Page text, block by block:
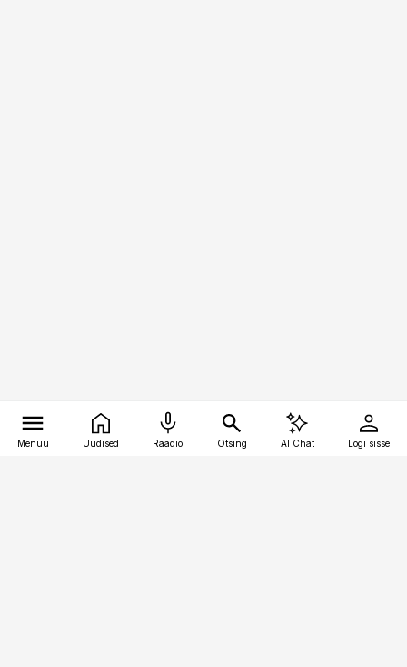
Menüü Uudised Raadio Otsing AI Chat Logi sisse